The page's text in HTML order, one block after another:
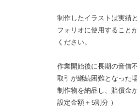
制作したイラストは実績
フォリオに使用すること
ください。
作業開始後に長期の音信
取引が継続困難となった
制作物を納品し、賠償金
設定金額＋5割分 ）